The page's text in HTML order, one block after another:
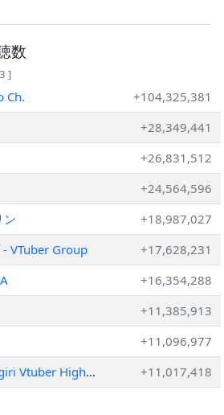
数
]
Ch.
+104,325,381
+28,349,441
+26,831,512
+24,564,596
ン
+18,987,027
VTuber Group
+17,628,231
+16,354,288
+11,385,913
+11,096,977
Vtuber High
+11,017,418